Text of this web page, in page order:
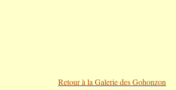
Retour à la Galerie des Gohonzon